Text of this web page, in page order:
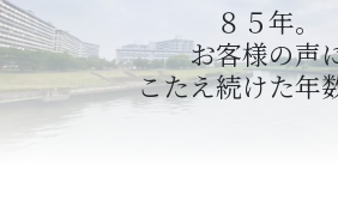
８５年。
お客様の声
こたえ続けた年